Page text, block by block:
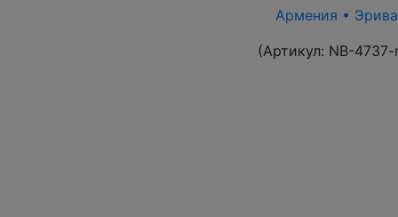
Армения •
(Артикул: NB-4737-